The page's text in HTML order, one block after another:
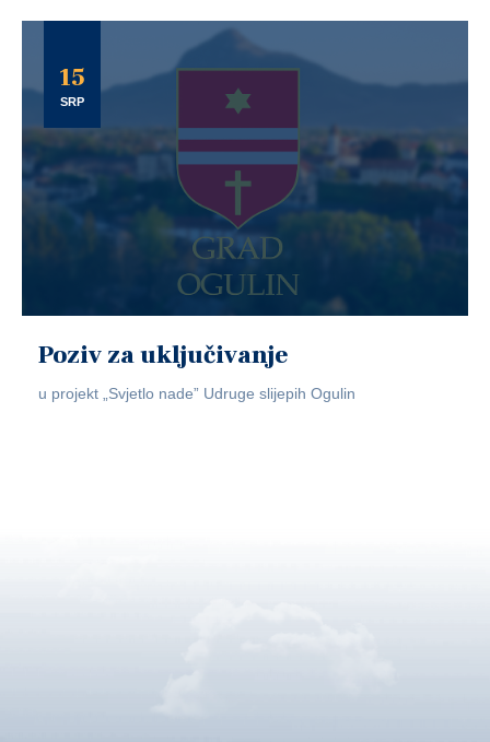
15
SRP
Poziv za uključivanje
u projekt „Svjetlo nade” Udruge slijepih Ogulin